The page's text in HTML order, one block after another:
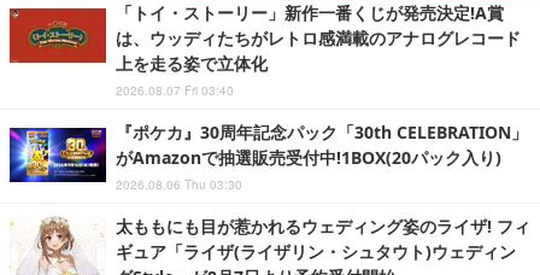
「トイ・ストーリー」新作一番くじが発売決定!A賞
は、ウッディたちがレトロ感満載のアナログレコード
上を走る姿で立体化
2026.08.07 Fri 03:40
『ポケカ』30周年記念パック「30th CELEBRATION」
がAmazonで抽選販売受付中!1BOX(20パック入り)
2026.08.06 Thu 03:30
太ももにも目が惹かれるウェディング姿のライザ! フィ
ギュア「ライザ(ライザリン・シュタウト)ウェディン